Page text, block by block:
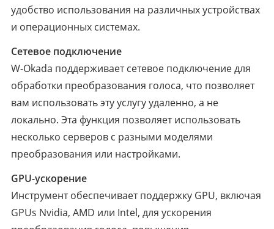
удобство использования на различных устройствах
и операционных системах.
Сетевое подключение
W-Okada поддерживает сетевое подключение для
обработки преобразования голоса, что позволяет
вам использовать эту услугу удаленно, а не
локально. Эта функция позволяет использовать
несколько серверов с разными моделями
преобразования или настройками.
GPU-ускорение
Инструмент обеспечивает поддержку GPU, включая
GPUs Nvidia, AMD или Intel, для ускорения